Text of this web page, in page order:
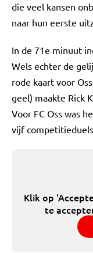
die veel kansen
naar hun eerste
In de 71e minuut
Wels echter de
rode kaart voor
geel) maakte Rick
Voor FC Oss was
vijf
Klik op
te